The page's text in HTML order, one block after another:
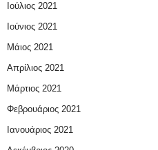
Ιούλιος 2021
Ιούνιος 2021
Μάιος 2021
Απρίλιος 2021
Μάρτιος 2021
Φεβρουάριος 2021
Ιανουάριος 2021